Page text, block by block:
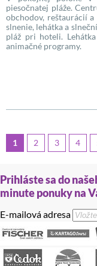
piesočnatej pláže.
obchodov, reštaurácií a
slnenie, lehátka a
pláž pri hoteli.
animačné programy.
1 2 3 4
Prihláste sa do
minute ponuky na
E-mailová adresa